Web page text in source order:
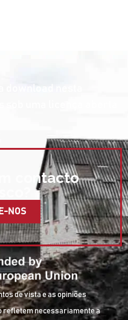
download nesta
contacto
NOS
de vista e as opiniões
refletem necessariamente a